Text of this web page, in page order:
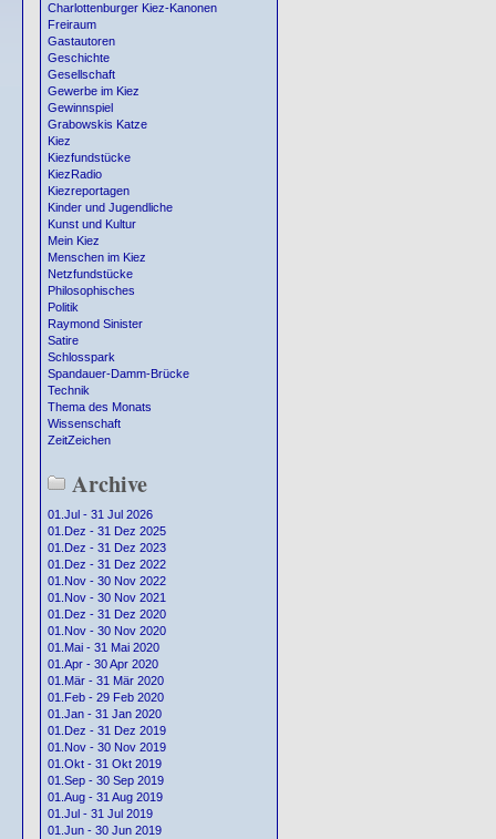
Charlottenburger Kiez-Kanonen
Freiraum
Gastautoren
Geschichte
Gesellschaft
Gewerbe im Kiez
Gewinnspiel
Grabowskis Katze
Kiez
Kiezfundstücke
KiezRadio
Kiezreportagen
Kinder und Jugendliche
Kunst und Kultur
Mein Kiez
Menschen im Kiez
Netzfundstücke
Philosophisches
Politik
Raymond Sinister
Satire
Schlosspark
Spandauer-Damm-Brücke
Technik
Thema des Monats
Wissenschaft
ZeitZeichen
Archive
01.Jul - 31 Jul 2026
01.Dez - 31 Dez 2025
01.Dez - 31 Dez 2023
01.Dez - 31 Dez 2022
01.Nov - 30 Nov 2022
01.Nov - 30 Nov 2021
01.Dez - 31 Dez 2020
01.Nov - 30 Nov 2020
01.Mai - 31 Mai 2020
01.Apr - 30 Apr 2020
01.Mär - 31 Mär 2020
01.Feb - 29 Feb 2020
01.Jan - 31 Jan 2020
01.Dez - 31 Dez 2019
01.Nov - 30 Nov 2019
01.Okt - 31 Okt 2019
01.Sep - 30 Sep 2019
01.Aug - 31 Aug 2019
01.Jul - 31 Jul 2019
01.Jun - 30 Jun 2019